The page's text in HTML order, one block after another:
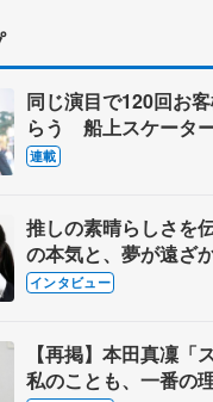
同じ演目で120回お
らう 船上スケータ
とは 影響あった
連載
推しの素晴らしさを
の本気と、夢が遠ざ
田真凜の覚悟
インタビュー
【再掲】本田真凜「
私のことも、一番の